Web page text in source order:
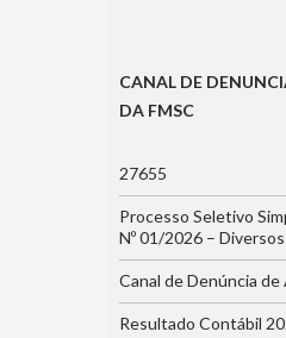
CANAL DE
DA FMSC
27655
Processo Seletivo
Nº 01/2026 –
Canal de Denúncia de
Resultado Contábil